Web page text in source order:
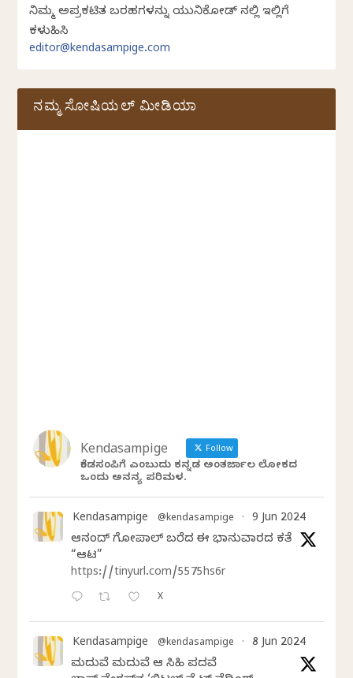
ನಿಮ್ಮ ಅಪ್ರಕಟಿತ ಬರಹಗಳನ್ನು ಯುನಿಕೋಡ್ ನಲ್ಲಿ ಇಲ್ಲಿಗೆ
ಕಳುಹಿಸಿ
editor@kendasampige.com
ನಮ್ಮ ಸೋಷಿಯಲ್‌ ಮೀಡಿಯಾ
Kendasampige Follow
ಕೆಂಡಸಂಪಿಗೆ ಎಂಬುದು ಕನ್ನಡ ಅಂತರ್ಜಾಲ ಲೋಕದ
ಒಂದು ಅನನ್ಯ ಪರಿಮಳ.
Kendasampige @kendasampige · 9 Jun 2024
ಆನಂದ್‌ ಗೋಪಾಲ್‌ ಬರೆದ ಈ ಭಾನುವಾರದ ಕತೆ
“ಆಟ”
https://tinyurl.com/5575hs6r
X
Kendasampige @kendasampige · 8 Jun 2024
ಮದುವೆ ಮದುವೆ ಆ ಸಿಹಿ ಪದವೆ